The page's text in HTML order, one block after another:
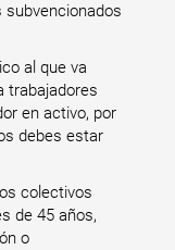
subvencionados
al que va
trabajadores
en activo, por
debes estar
colectivos
de 45 años,
o